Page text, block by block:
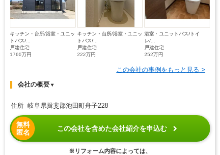
キッチン・台所/浴室・ユニッ
トバス/...
戸建住宅
1760万円
キッチン・台所/浴室・ユニッ
トバス/...
戸建住宅
222万円
浴室・ユニットバス/トイ
レ/...
戸建住宅
252万円
この会社の事例をもっと見る >
会社の概要▼
住所 岐阜県揖斐郡池田町舟子228
無料
匿名
この会社を含めた会社紹介を申込む
※リフォーム内容によっては、